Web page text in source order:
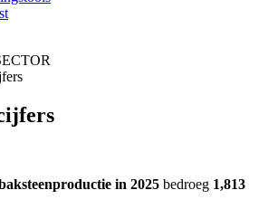
in 2025 bedroeg 1,813